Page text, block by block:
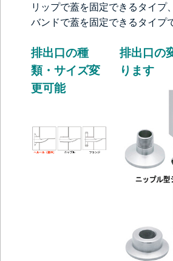
リップで蓋を固定できるタイプ
バンドで蓋を固定できるタイプ
排出口の種
類・サイズ変
更可能
排出口の
ります